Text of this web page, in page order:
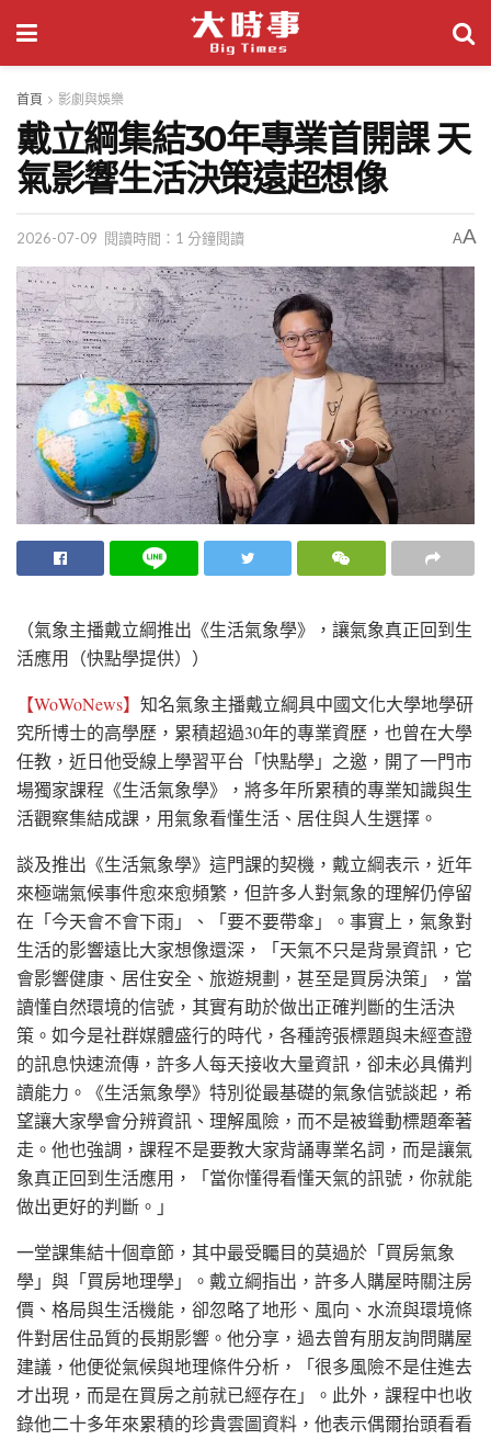
首頁 影劇與娛樂
戴立綱集結30年專業首開課 天
氣影響生活決策遠超想像
2026-07-09 閱讀時間：1 分鐘閱讀 AA
（氣象主播戴立綱推出《生活氣象學》，讓氣象真正回到生
活應用（快點學提供））
【WoWoNews】 知名氣象主播戴立綱具中國文化大學地學研
究所博士的高學歷，累積超過30年的專業資歷，也曾在大學
任教，近日他受線上學習平台「快點學」之邀，開了一門市
場獨家課程《生活氣象學》，將多年所累積的專業知識與生
活觀察集結成課，用氣象看懂生活、居住與人生選擇。
談及推出《生活氣象學》這門課的契機，戴立綱表示，近年
來極端氣候事件愈來愈頻繁，但許多人對氣象的理解仍停留
在「今天會不會下雨」、「要不要帶傘」。事實上，氣象對
生活的影響遠比大家想像還深，「天氣不只是背景資訊，它
會影響健康、居住安全、旅遊規劃，甚至是買房決策」，當
讀懂自然環境的信號，其實有助於做出正確判斷的生活決
策。如今是社群媒體盛行的時代，各種誇張標題與未經查證
的訊息快速流傳，許多人每天接收大量資訊，卻未必具備判
讀能力。《生活氣象學》特別從最基礎的氣象信號談起，希
望讓大家學會分辨資訊、理解風險，而不是被聳動標題牽著
走。他也強調，課程不是要教大家背誦專業名詞，而是讓氣
象真正回到生活應用，「當你懂得看懂天氣的訊號，你就能
做出更好的判斷。」
一堂課集結十個章節，其中最受矚目的莫過於「買房氣象
學」與「買房地理學」。戴立綱指出，許多人購屋時關注房
價、格局與生活機能，卻忽略了地形、風向、水流與環境條
件對居住品質的長期影響。他分享，過去曾有朋友詢問購屋
建議，他便從氣候與地理條件分析，「很多風險不是住進去
才出現，而是在買房之前就已經存在」。此外，課程中也收
錄他二十多年來累積的珍貴雲圖資料，他表示偶爾抬頭看看